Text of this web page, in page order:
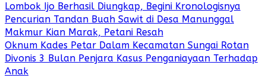
Lombok Ijo Berhasil Diungkap, Begini Kronologisnya
Pencurian Tandan Buah Sawit di Desa Manunggal
Makmur Kian Marak, Petani Resah
Oknum Kades Petar Dalam Kecamatan Sungai Rotan
Divonis 3 Bulan Penjara Kasus Penganiayaan Terhadap
Anak